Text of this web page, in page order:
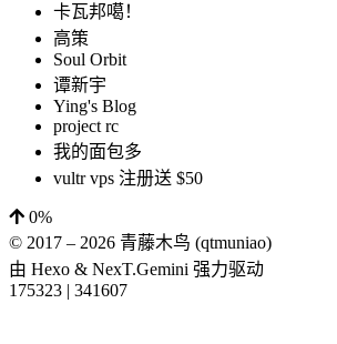
卡瓦邦噶！
高策
Soul Orbit
谭新宇
Ying's Blog
project rc
我的面包多
vultr vps 注册送 $50
0%
© 2017 – 2026 青藤木鸟 (qtmuniao)
由 Hexo & NexT.Gemini 强力驱动
175323 | 341607